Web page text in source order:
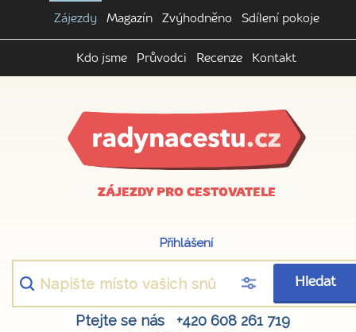
Zájezdy Magazín Zvýhodněno Sdílení pokoje
Kdo jsme Průvodci Recenze Kontakt
ZÁJEZDY PRO CESTOVATELE
Přihlášení
Hledat
Ptejte se nás +420 608 261 719